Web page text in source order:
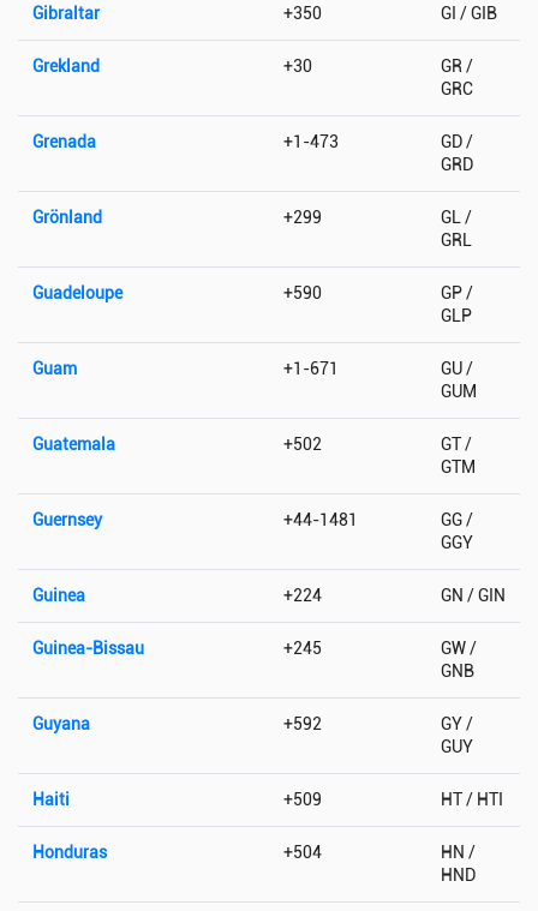
Gibraltar +350 GI / GIB
Grekland +30
GR /
GRC
Grenada +1-473
GD /
GRD
Grönland +299
GL /
GRL
Guadeloupe +590
GP /
GLP
Guam +1-671
GU /
GUM
Guatemala +502
GT /
GTM
Guernsey +44-1481
GG /
GGY
Guinea +224 GN / GIN
Guinea-Bissau +245
GW /
GNB
Guyana +592
GY /
GUY
Haiti +509 HT / HTI
Honduras +504
HN /
HND